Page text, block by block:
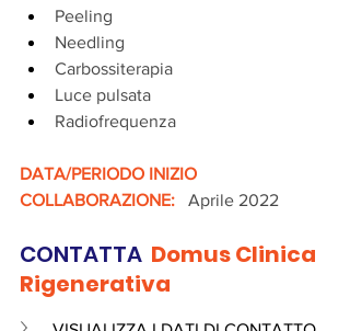
Peeling
Needling
Carbossiterapia
Luce pulsata
Radiofrequenza
DATA/PERIODO INIZIO
COLLABORAZIONE:
   Aprile 2022
CONTATTA Domus Clinica
Rigenerativa